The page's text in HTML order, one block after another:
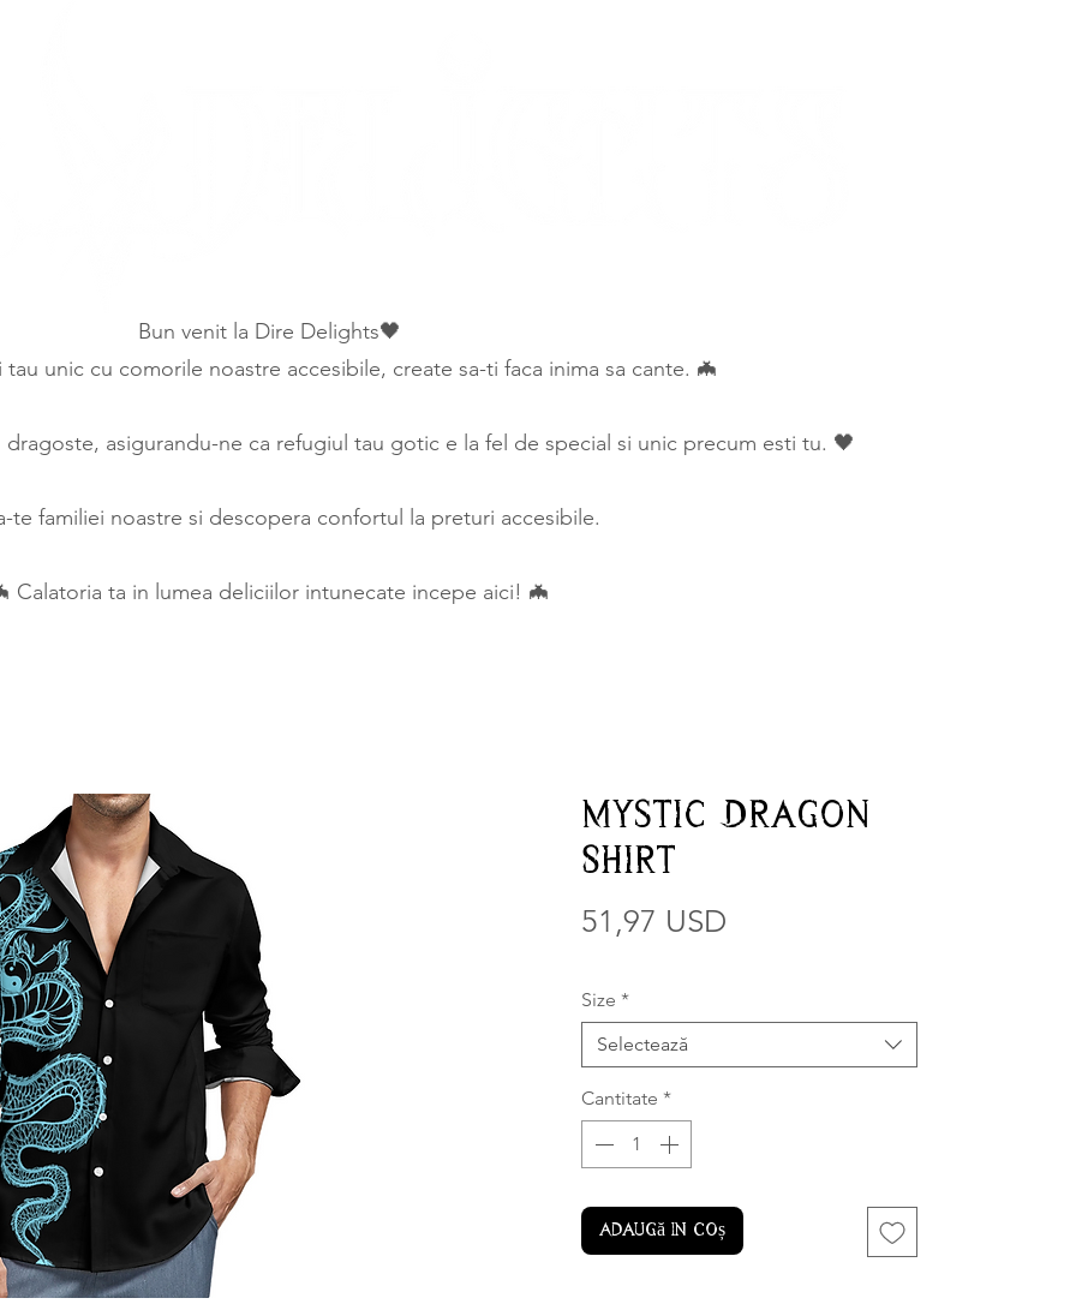
Bun venit la Dire Delights🖤
unic cu comorile noastre accesibile, create sa-ti faca inima sa cante. 🦇
asigurandu-ne ca refugiul tau gotic e la fel de special si unic precum esti tu. 🖤
te familiei noastre si descopera confortul la preturi accesibile.
Calatoria ta in lumea deliciilor intunecate incepe aici! 🦇
Mystic Dragon
Shirt
51,97 USD
Size *
Selectează
Cantitate *
Adaugă în coș